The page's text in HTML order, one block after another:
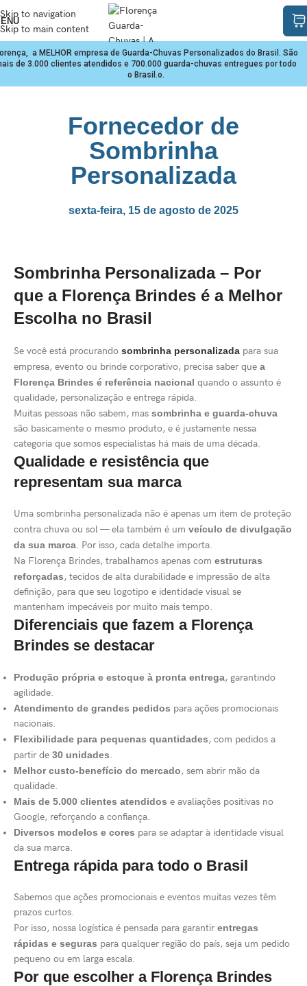
Skip to navigation
Skip to main content
a MELHOR empresa de Guarda-Chuvas Personalizados do Brasil. São
de 3.000 clientes atendidos e 700.000 guarda-chuvas entregues por todo
o Brasil.o.
Fornecedor de
Sombrinha
Personalizada
sexta-feira, 15 de agosto de 2025
Sombrinha Personalizada – Por
que a Florença Brindes é a Melhor
Escolha no Brasil
Se você está procurando sombrinha personalizada para sua
empresa, evento ou brinde corporativo, precisa saber que a
Florença Brindes é referência nacional quando o assunto é
qualidade, personalização e entrega rápida.
Muitas pessoas não sabem, mas sombrinha e guarda-chuva
são basicamente o mesmo produto, e é justamente nessa
categoria que somos especialistas há mais de uma década.
Qualidade e resistência que
representam sua marca
Uma sombrinha personalizada não é apenas um item de proteção
contra chuva ou sol — ela também é um veículo de divulgação
da sua marca. Por isso, cada detalhe importa.
Na Florença Brindes, trabalhamos apenas com estruturas
reforçadas, tecidos de alta durabilidade e impressão de alta
definição, para que seu logotipo e identidade visual se
mantenham impecáveis por muito mais tempo.
Diferenciais que fazem a Florença
Brindes se destacar
Produção própria e estoque à pronta entrega, garantindo
agilidade.
Atendimento de grandes pedidos para ações promocionais
nacionais.
Flexibilidade para pequenas quantidades, com pedidos a
partir de 30 unidades.
Melhor custo-benefício do mercado, sem abrir mão da
qualidade.
Mais de 5.000 clientes atendidos e avaliações positivas no
Google, reforçando a confiança.
Diversos modelos e cores para se adaptar à identidade visual
da sua marca.
Entrega rápida para todo o Brasil
Sabemos que ações promocionais e eventos muitas vezes têm
prazos curtos.
Por isso, nossa logística é pensada para garantirentregas
rápidas e seguras para qualquer região do país, seja um pedido
pequeno ou em larga escala.
Por que escolher a Florença Brindes